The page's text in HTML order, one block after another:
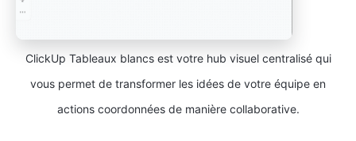
ClickUp Tableaux blancs est votre hub visuel centralisé qui
vous permet de transformer les idées de votre équipe en
actions coordonnées de manière collaborative.